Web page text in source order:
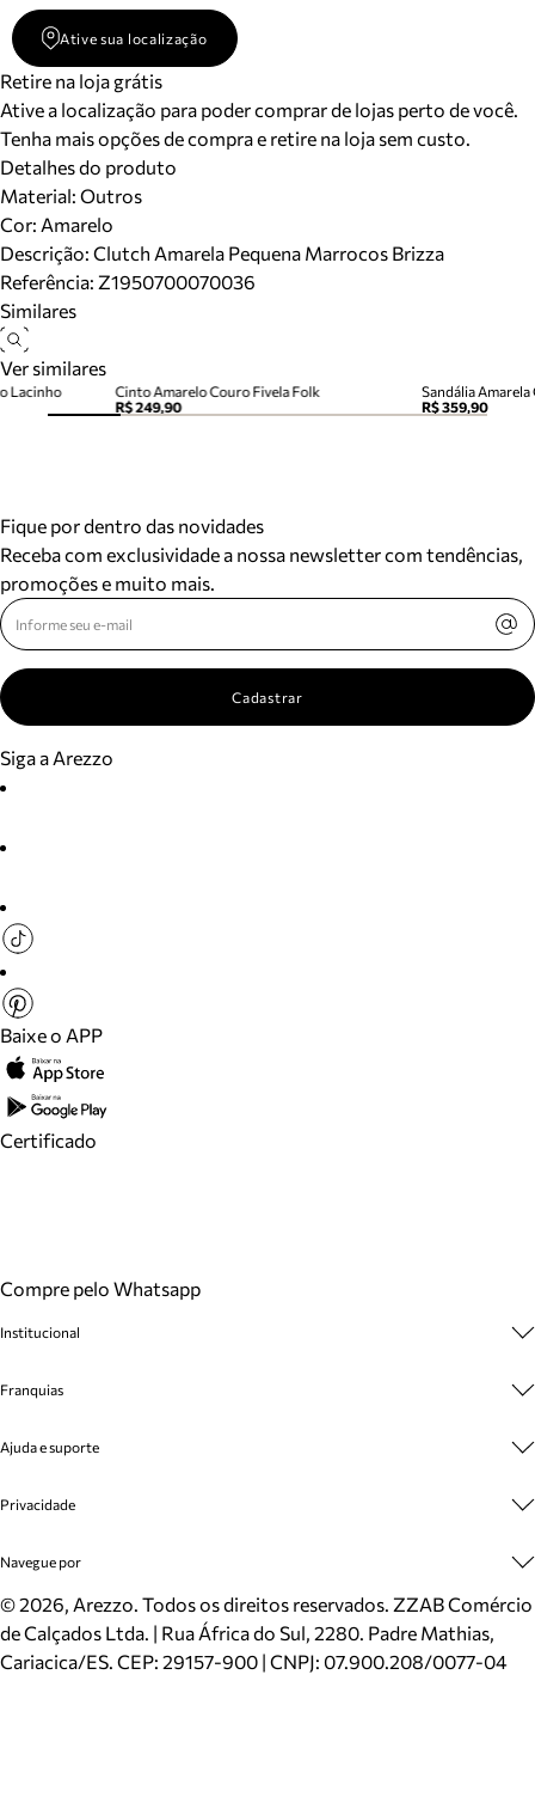
Ative sua localização
Retire na loja grátis
Ative a localização para poder comprar de lojas perto de você.
Tenha mais opções de compra e retire na loja sem custo.
Detalhes do produto
Material: Outros
Cor: Amarelo
Descrição: Clutch Amarela Pequena Marrocos Brizza
Referência: Z1950700070036
Similares
Ver similares
Cinto Amarelo Couro Fivela Folk
R$ 249,90
Sandália
R$ 359,90
Lacinho
Fique por dentro das novidades
Receba com exclusividade a nossa newsletter com tendências,
promoções e muito mais.
Cadastrar
Siga a Arezzo
Baixe o APP
Certificado
Compre pelo Whatsapp
Institucional
Cashback
Venda Corporativa
Mapa do Site
Inverno
Mundo Arezzo
Franquias
Plano de Negócio
Ajuda e suporte
Cadastro
Meus Pedidos
Trocas e Devoluções
Cartão Presente
Localizador de lojas
Privacidade
Politica e Privacidade
Navegue por
Sapatos
Bolsas
Scarpins
©2026, Arezzo. Todos os direitos reservados. ZZAB Comércio
de Calçados Ltda. | Rua África do Sul, 2280. Padre Mathias,
Cariacica/ES. CEP: 29157-900 | CNPJ: 07.900.208/0077-04